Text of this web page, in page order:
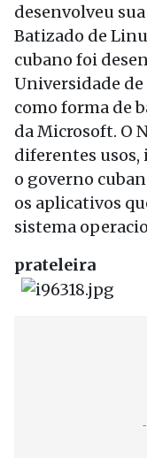
desenvolveu
Batizado de
cubano foi
Universidade
como forma de
da Microsoft. O
diferentes usos,
o governo
os aplicativos
sistema
prateleira